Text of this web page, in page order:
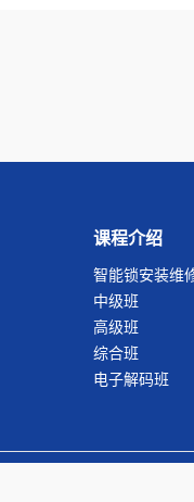
课程介绍
智能锁安装维
中级班
高级班
综合班
电子解码班